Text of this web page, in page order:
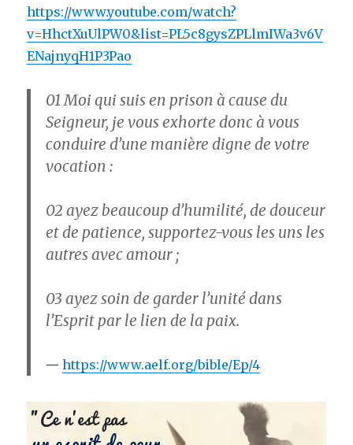
https://www.youtube.com/watch?
v=HhctXuUlPW0&list=PL5c8gysZPLlmIWa3v6V
ENajnyqH1P3Pao
01Moi qui suis en prison à cause du
Seigneur, je vous exhorte donc à vous
conduire d’une manière digne de votre
vocation :
02 ayez beaucoup d’humilité, de douceur
et de patience, supportez-vous les uns les
autres avec amour ;
03 ayez soin de garder l’unité dans
l’Esprit par le lien de la paix.
https://www.aelf.org/bible/Ep/4